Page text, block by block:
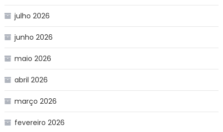
julho 2026
junho 2026
maio 2026
abril 2026
março 2026
fevereiro 2026